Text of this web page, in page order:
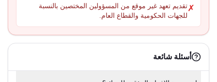
✗تقديم تعهد غير موقع من المسؤولين المختصين بالنسبة
للجهات الحكومية والقطاع العام.
أسئلة شائعة